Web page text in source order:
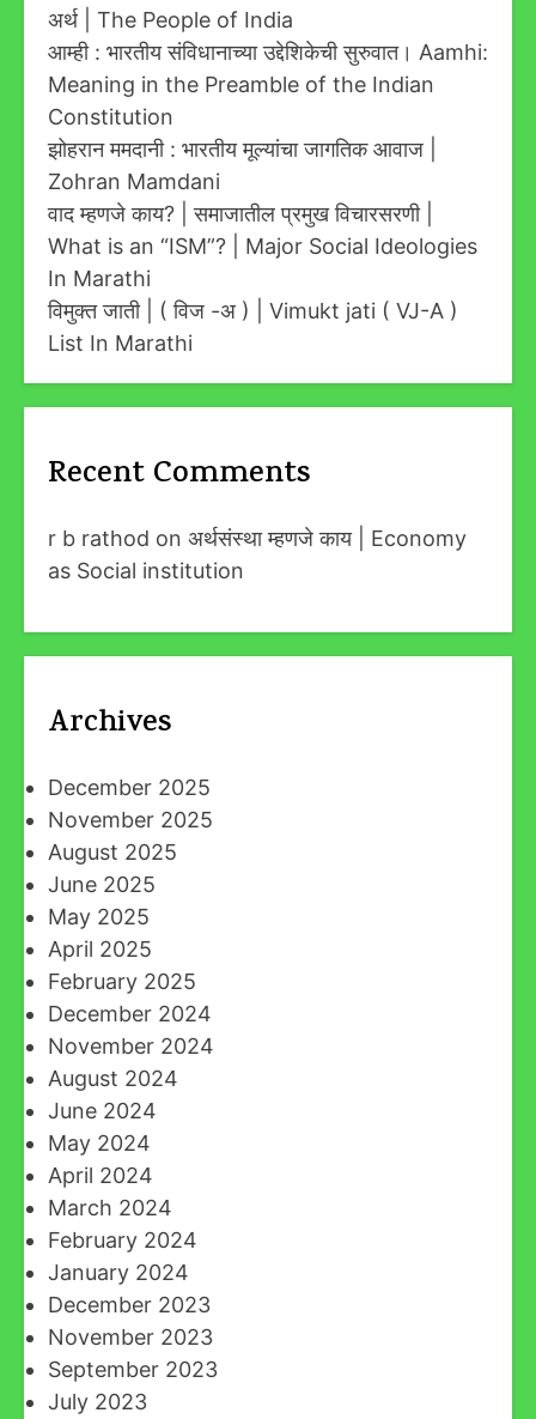
अर्थ | The People of India
आम्ही : भारतीय संविधानाच्या उद्देशिकेची सुरुवात। Aamhi:
Meaning in the Preamble of the Indian
Constitution
झोहरान ममदानी : भारतीय मूल्यांचा जागतिक आवाज |
Zohran Mamdani
वाद म्हणजे काय? | समाजातील प्रमुख विचारसरणी |
What is an “ISM”? | Major Social Ideologies
In Marathi
विमुक्त जाती | ( विज -अ ) | Vimukt jati ( VJ-A )
List In Marathi
Recent Comments
r b rathod on अर्थसंस्था म्हणजे काय | Economy
as Social institution
Archives
December 2025
November 2025
August 2025
June 2025
May 2025
April 2025
February 2025
December 2024
November 2024
August 2024
June 2024
May 2024
April 2024
March 2024
February 2024
January 2024
December 2023
November 2023
September 2023
July 2023